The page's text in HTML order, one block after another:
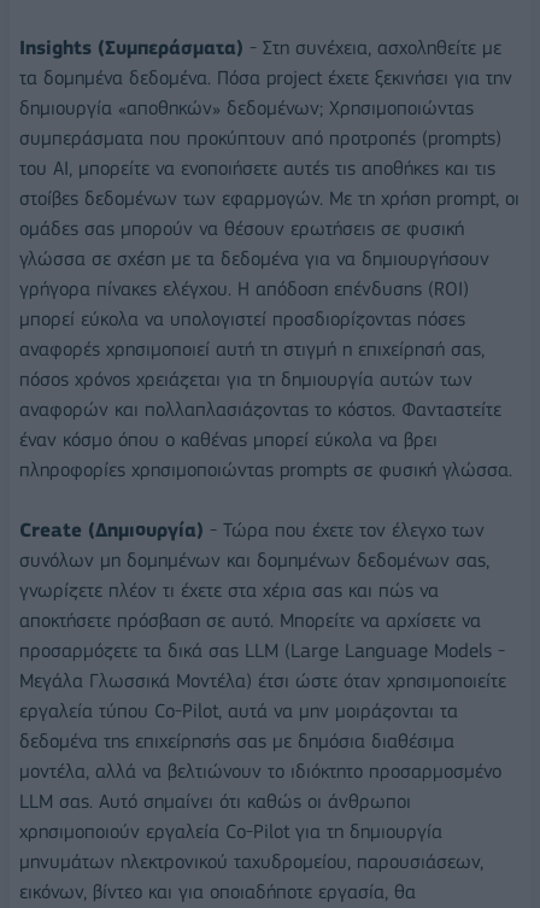
Insights (Συμπεράσματα) - Στη συνέχεια, ασχοληθείτε με
τα δομημένα δεδομένα. Πόσα project έχετε ξεκινήσει για την
δημιουργία «αποθηκών» δεδομένων; Χρησιμοποιώντας
συμπεράσματα που προκύπτουν από προτροπές (prompts)
του ΑΙ, μπορείτε να ενοποιήσετε αυτές τις αποθήκες και τις
στοίβες δεδομένων των εφαρμογών. Με τη χρήση prompt, οι
ομάδες σας μπορούν να θέσουν ερωτήσεις σε φυσική
γλώσσα σε σχέση με τα δεδομένα για να δημιουργήσουν
γρήγορα πίνακες ελέγχου. Η απόδοση επένδυσης (ROI)
μπορεί εύκολα να υπολογιστεί προσδιορίζοντας πόσες
αναφορές χρησιμοποιεί αυτή τη στιγμή η επιχείρησή σας,
πόσος χρόνος χρειάζεται για τη δημιουργία αυτών των
αναφορών και πολλαπλασιάζοντας το κόστος. Φανταστείτε
έναν κόσμο όπου ο καθένας μπορεί εύκολα να βρει
πληροφορίες χρησιμοποιώντας prompts σε φυσική γλώσσα.
Create (Δημιουργία) - Τώρα που έχετε τον έλεγχο των
συνόλων μη δομημένων και δομημένων δεδομένων σας,
γνωρίζετε πλέον τι έχετε στα χέρια σας και πώς να
αποκτήσετε πρόσβαση σε αυτό. Μπορείτε να αρχίσετε να
προσαρμόζετε τα δικά σας LLM (Large Language Models -
Μεγάλα Γλωσσικά Μοντέλα) έτσι ώστε όταν χρησιμοποιείτε
εργαλεία τύπου Co-Pilot, αυτά να μην μοιράζονται τα
δεδομένα της επιχείρησής σας με δημόσια διαθέσιμα
μοντέλα, αλλά να βελτιώνουν το ιδιόκτητο προσαρμοσμένο
LLM σας. Αυτό σημαίνει ότι καθώς οι άνθρωποι
χρησιμοποιούν εργαλεία Co-Pilot για τη δημιουργία
μηνυμάτων ηλεκτρονικού ταχυδρομείου, παρουσιάσεων,
εικόνων, βίντεο και για οποιαδήποτε εργασία, θα